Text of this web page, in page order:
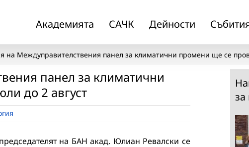
Академията САЧК Дейности
на Междуправителствения панел за климатични промени ще се
панел за климатични
до 2 август
на БАН aкад. Юлиан Ревалски се
за